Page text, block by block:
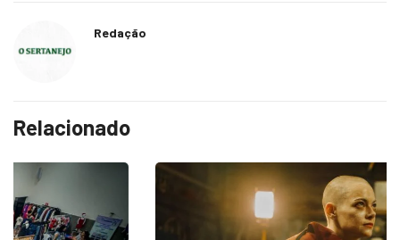
Redação
Relacionado